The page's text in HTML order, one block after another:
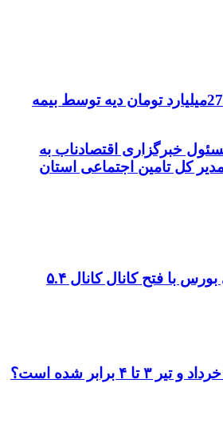
پرداخت روزانه حدود 27میلیارد تومان دیه توسط بیمه
خبرگزاری اقتصادناب به
کل تامین اجتماعی استان
*رکوردشکنی تاریخی بورس با فتح کانال کانال ۵.۴
*چرا قبض آب و برق خرداد و تیر ۳ تا ۴ برابر شده است؟